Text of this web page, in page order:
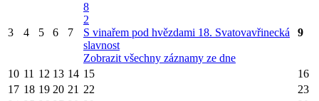
3 4 5 6 7
8
2
S vinařem pod hvězdami 18. Svatovavřinecká
slavnost
Zobrazit všechny záznamy ze dne
9
10 11 12 13 14 15
16
17 18 19 20 21 22
23